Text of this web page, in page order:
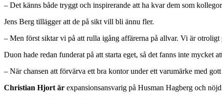
– Det känns både tryggt och inspirerande att ha kvar dem som
Jens Berg tillägger att de på sikt vill bli ännu fler.
– Men först siktar vi på att rulla igång affärerna på allvar. Vi är
Duon hade redan funderat på att starta eget, så det fanns inte mycket
– När chansen att förvärva ett bra kontor under ett varumärke med
Christian Hjort är expansionsansvarig på Husman Hagberg och